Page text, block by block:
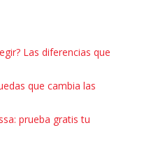
Las diferencias que
que cambia las
prueba gratis tu